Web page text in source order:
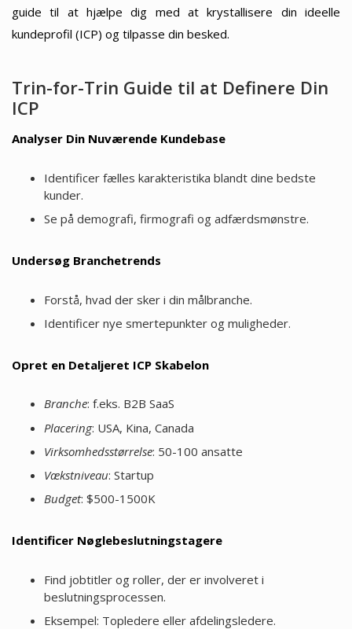
guide til at hjælpe dig med at krystallisere din ideelle
kundeprofil (ICP) og tilpasse din besked.
Trin-for-Trin Guide til at Definere Din
ICP
Analyser Din Nuværende Kundebase
Identificer fælles karakteristika blandt dine bedste
kunder.
Se på demografi, firmografi og adfærdsmønstre.
Undersøg Branchetrends
Forstå, hvad der sker i din målbranche.
Identificer nye smertepunkter og muligheder.
Opret en Detaljeret ICP Skabelon
Branche: f.eks. B2B SaaS
Placering: USA, Kina, Canada
Virksomhedsstørrelse: 50-100 ansatte
Vækstniveau: Startup
Budget: $500-1500K
Identificer Nøglebeslutningstagere
Find jobtitler og roller, der er involveret i
beslutningsprocessen.
Eksempel: Topledere eller afdelingsledere.